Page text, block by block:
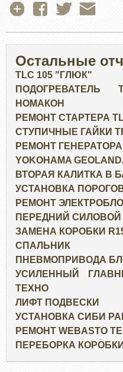
Остальные
TLC 105 "ГЛЮК"
ПОДОГРЕВАТЕЛЬ
НОМАКОН
РЕМОНТ СТАРТЕРА
СТУПИЧНЫЕ ГАЙКИ
РЕМОНТ ГЕНЕРАТОРА
YOKOHAMA
ВТОРАЯ КАЛИТКА В
УСТАНОВКА
РЕМОНТ
ПЕРЕДНИЙ СИЛОВОЙ
ЗАМЕНА КОРОБКИ
СПАЛЬНИК
ПНЕВМОПРИВОДА
УСИЛЕННЫЙ
ТЕХНО
ЛИФТ ПОДВЕСКИ
УСТАНОВКА СИБИ
РЕМОНТ WEBASTO
ПЕРЕБОРКА КОРОБКИ